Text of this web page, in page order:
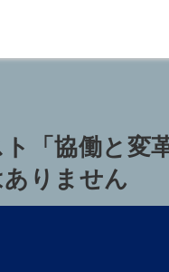
ト「協働と
りません